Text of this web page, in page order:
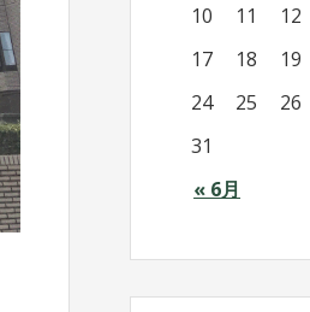
« 6月
10
11 12
17
18 19
24
25 26
31